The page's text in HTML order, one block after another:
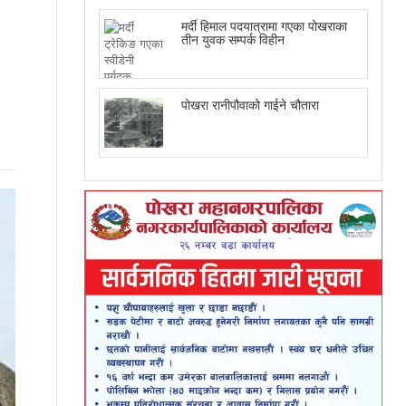
मर्दी हिमाल पदयात्रामा गएका पोखराका
तीन युवक सम्पर्क विहीन
पोखरा रानीपौवाको गाईने चौतारा